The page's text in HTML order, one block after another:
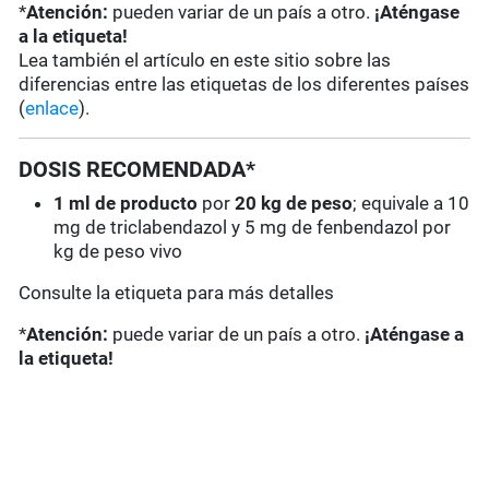
*Atención: pueden variar de un país a otro. ¡Aténgase
a la etiqueta!
Lea también el artículo en este sitio sobre las
diferencias entre las etiquetas de los diferentes países
(enlace).
DOSIS RECOMENDADA*
1 ml de producto por20 kg de peso; equivale a 10
mg de triclabendazol y 5 mg de fenbendazol por
kg de peso vivo
Consulte la etiqueta para más detalles
*Atención: puede variar de un país a otro. ¡Aténgase a
la etiqueta!